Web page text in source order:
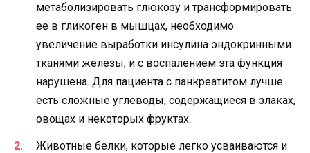
метаболизировать глюкозу и трансформировать
ее в гликоген в мышцах, необходимо
увеличение выработки инсулина эндокринными
тканями железы, и с воспалением эта функция
нарушена. Для пациента с панкреатитом лучше
есть сложные углеводы, содержащиеся в злаках,
овощах и некоторых фруктах.
Животные белки, которые легко усваиваются и